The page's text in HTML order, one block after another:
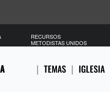
TEMAS IGLESIA
RECURSOS
METODISTAS UNIDOS